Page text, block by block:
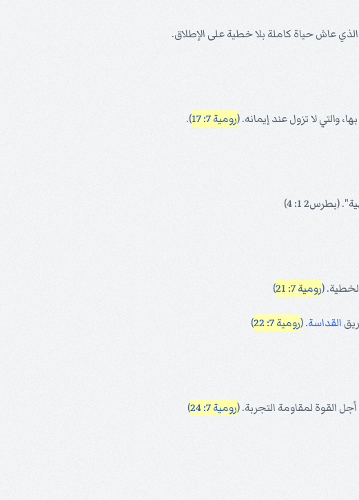
عاش حياة كاملة بلا خطية على الإطلاق.
والتي لا تزول عند إيمانه. (رومية 7: 17 ).
1: 4)
(رومية 7: 21 )
القداسة. (رومية 7: 22 )
القوة لمقاومة التجربة. (رومية 7: 24 )